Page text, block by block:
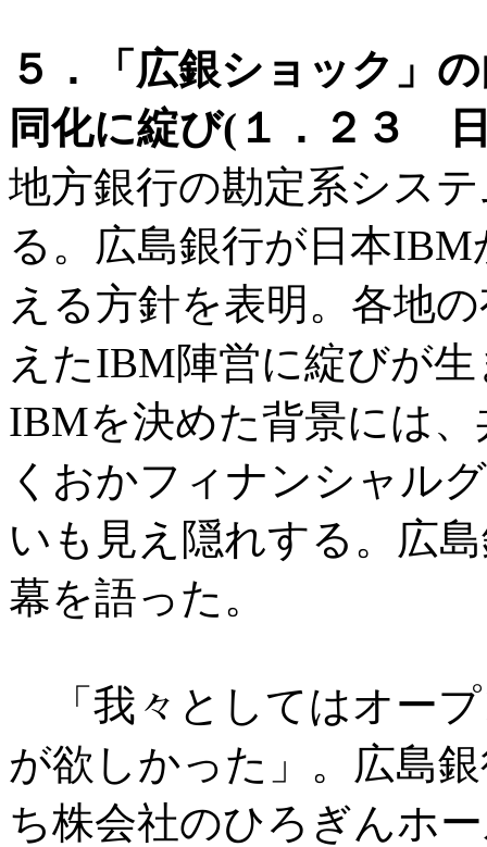
５．「広銀ショック」
同化に綻び(１．２３
地方銀行の勘定系シス
る。広島銀行が日本
える方針を表明。各地
えたIBM陣営に綻びが
IBMを決めた背景には
くおかフィナンシャル
いも見え隠れする。広
幕を語った。
「我々としてはオー
が欲しかった」。広島
ち株会社のひろぎんホ